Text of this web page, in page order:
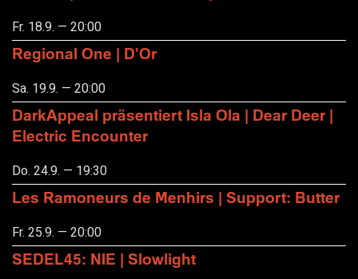
Fr. 18.9. — 20:00
Regional One | D'Or
Sa. 19.9. — 20:00
DarkAppeal präsentiert Isla Ola | Dear Deer |
Electric Encounter
Do. 24.9. — 19:30
Les Ramoneurs de Menhirs | Support: Butter
Fr. 25.9. — 20:00
SEDEL45: NIE | Slowlight